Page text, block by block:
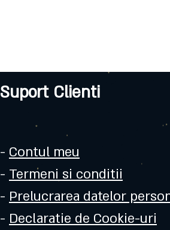
Suport Clienti
- Contul meu
- Termeni si conditii
- Prelucrarea datelor
- Declaratie de Cookie-uri